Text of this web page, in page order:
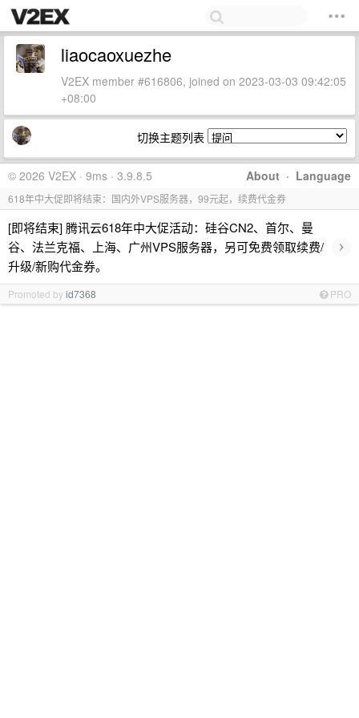
liaocaoxuezhe
V2EX member #616806, joined on 2023-03-03 09:42:05
+08:00
切换主题列表
About · Language
© 2026 V2EX · 9ms · 3.9.8.5
618年中大促即将结束：国内外VPS服务器，99元起，续费代金券
[即将结束] 腾讯云618年中大促活动：硅谷CN2、首尔、曼
谷、法兰克福、上海、广州VPS服务器，另可免费领取续费/
升级/新购代金券。
›
Promoted byid7368 PRO